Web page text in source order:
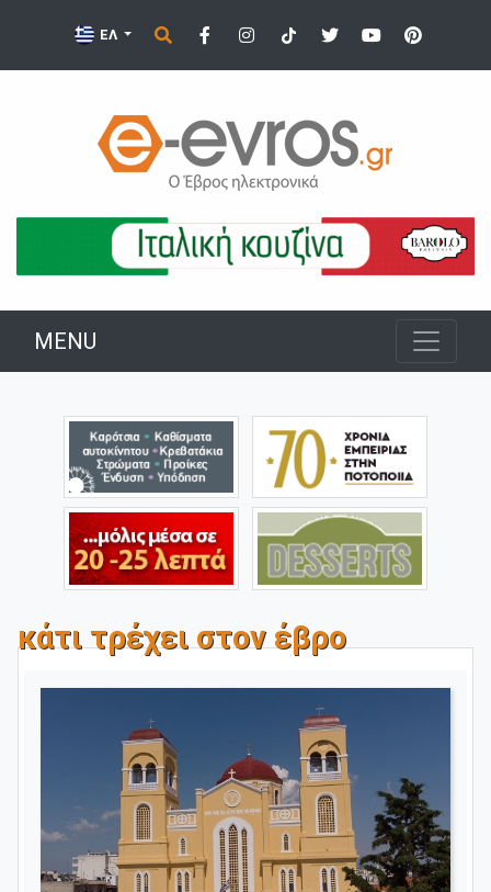
ΕΛ
MENU
κάτι τρέχει στον έβρο